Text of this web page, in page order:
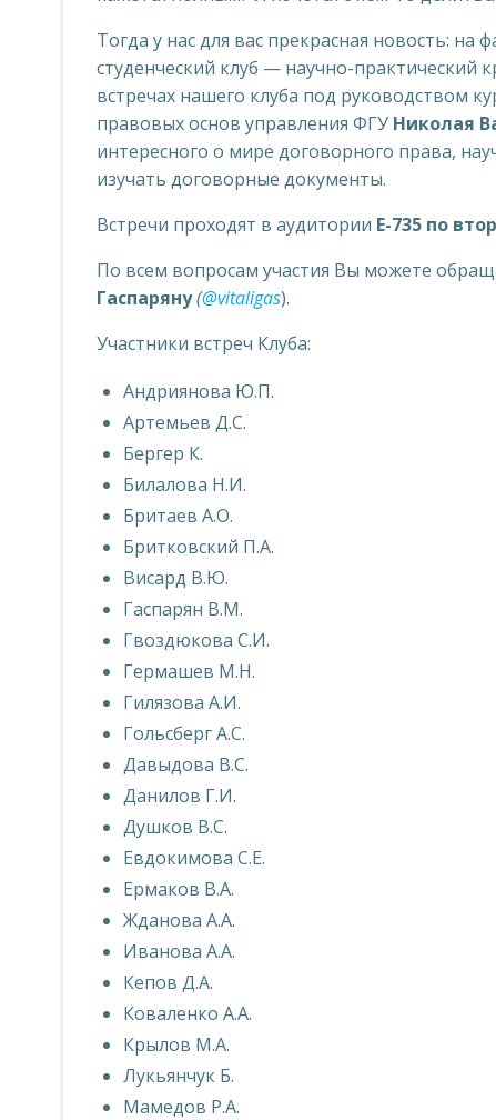
Тогда у нас для вас прекрасная новость: на
студенческий клуб — научно-практический
встречах нашего клуба под руководством
правовых основ управления ФГУ Николая
интересного о мире договорного права,
изучать договорные документы.
Встречи проходят в аудитории Е-735 по
По всем вопросам участия Вы можете
Гаспаряну(@vitaligas).
Участники встреч Клуба:
Андриянова Ю.П.
Артемьев Д.С.
Бергер К.
Билалова Н.И.
Бритаев А.О.
Бритковский П.А.
Висард В.Ю.
Гаспарян В.М.
Гвоздюкова С.И.
Гермашев М.Н.
Гилязова А.И.
Гольсберг А.С.
Давыдова В.С.
Данилов Г.И.
Душков В.С.
Евдокимова С.Е.
Ермаков В.А.
Жданова А.А.
Иванова А.А.
Кепов Д.А.
Коваленко А.А.
Крылов М.А.
Лукьянчук Б.
Мамедов Р.А.